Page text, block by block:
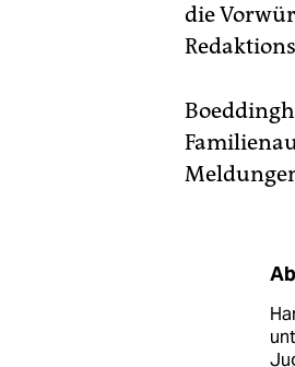
die